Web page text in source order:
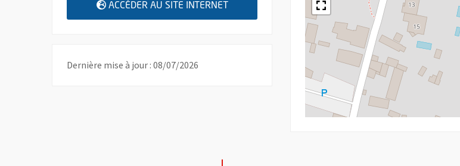
ACCÉDER AU SITE INTERNET , OUVRE UNE NOUVELLE FENÊTRE
Dernière mise à jour : 08/07/2026